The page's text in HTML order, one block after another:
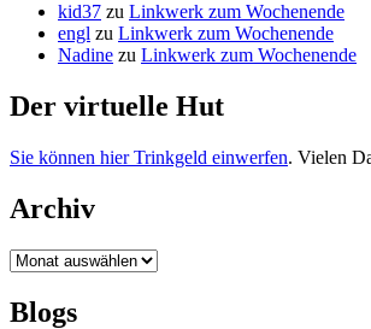
kid37 zu Linkwerk zum Wochenende
engl zu Linkwerk zum Wochenende
Nadine zu Linkwerk zum Wochenende
Der virtuelle Hut
Sie können hier Trinkgeld einwerfen. Vielen
Archiv
Archiv
Blogs